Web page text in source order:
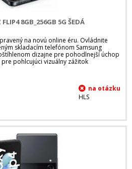
8GB_256GB 5G ŠEDÁ
na novú online éru. Ovládnite
skladacím telefónom Samsung
dizajne pre pohodlnejší úchop
pohlcujúci vizuálny zážitok
HLS